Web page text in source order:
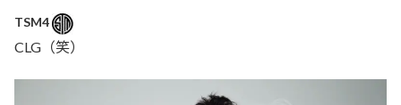
TSM4
CLG（笑）